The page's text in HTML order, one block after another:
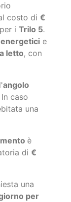
costo di €
per i Trilo 5.
e
letto, con
angolo
In caso
una
è
di €
una
per